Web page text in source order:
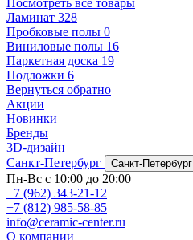
Посмотреть все товары
Ламинат 328
Пробковые полы 0
Виниловые полы 16
Паркетная доска 19
Подложки 6
Вернуться обратно
Акции
Новинки
Бренды
3D-дизайн
Санкт-Петербург
Санкт-Петербург
Пн-Вс с 10:00 до 20:00
+7 (962) 343-21-12
+7 (812) 985-58-85
info@ceramic-center.ru
О компании